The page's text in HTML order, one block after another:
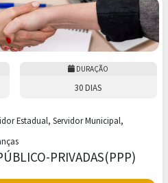
DURAÇÃO
30 DIAS
Estadual, Servidor Municipal,
PRIVADAS(PPP)